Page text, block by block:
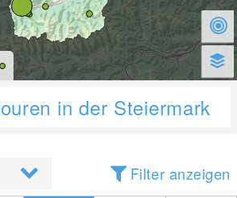
in der Steiermark
Filter anzeigen